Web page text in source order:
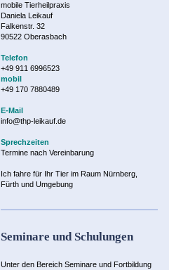
mobile Tierheilpraxis
Daniela Leikauf
Falkenstr. 32
90522 Oberasbach
Telefon
+49 911 6996523
mobil
+49 170 7880489
E-Mail
info@thp-leikauf.de
Sprechzeiten
Termine nach Vereinbarung
Ich fahre für Ihr Tier im Raum Nürnberg,
Fürth und Umgebung
Seminare und Schulungen
Unter den Bereich Seminare und Fortbildung